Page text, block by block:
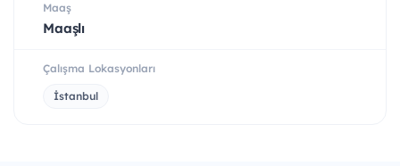
Maaş
Maaşlı
Çalışma Lokasyonları
İstanbul